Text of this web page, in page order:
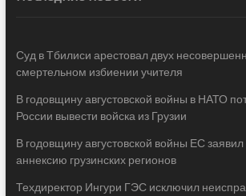
Суд в Тбилиси арестовал двух
смертельном избиении учителя
В годовщину августовской войны в НАТО
России вывести войска из Грузии
В годовщину августовской войны ЕС
аннексию грузинских регионов
Техдиректор Ингури ГЭС исключил